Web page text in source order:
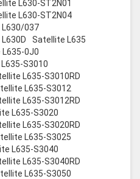
L630-ST2N01
L630-ST2N04
037
Satellite L635
0J0
S3010
L635-S3010RD
L635-S3012
L635-S3012RD
L635-S3020
L635-S3020RD
L635-S3025
L635-S3040
L635-S3040RD
L635-S3050